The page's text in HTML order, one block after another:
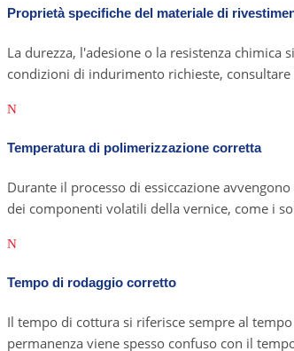
Proprietà specifiche del materiale di
La durezza, l'adesione o la resistenza
condizioni di indurimento richieste,
N
Temperatura di polimerizzazione corretta
Durante il processo di essiccazione
dei componenti volatili della vernice, come i
N
Tempo di rodaggio corretto
Il tempo di cottura si riferisce sempre al
permanenza viene spesso confuso con il